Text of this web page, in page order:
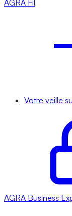
AGRA Fil
Votre veille
AGRA Business